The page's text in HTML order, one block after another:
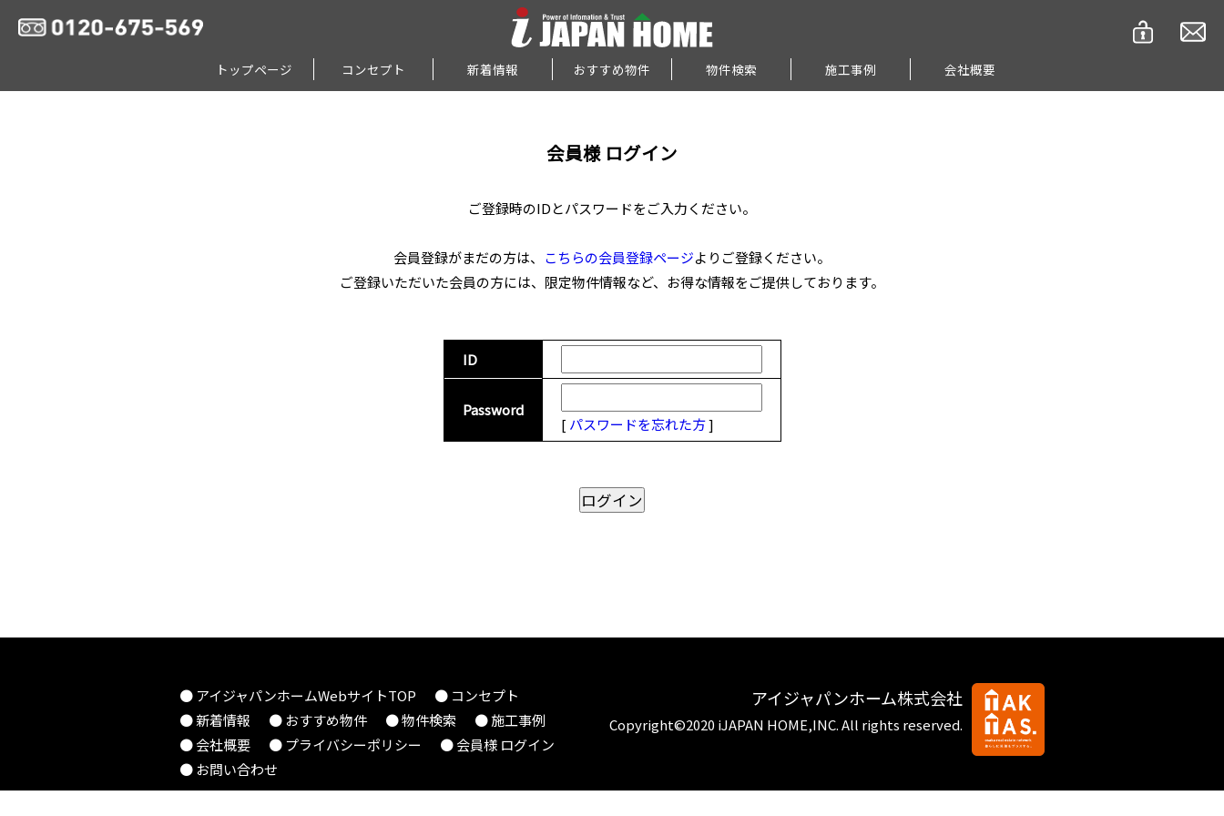
トップページ コンセプト 新着情報 おすすめ物件 物件検索 施工事例 会社概要
会員様 ログイン
ご登録時のIDとパスワードをご入力ください。
会員登録がまだの方は、 こちらの会員登録ページよりご登録ください。
ご登録いただいた会員の方には、限定物件情報など、お得な情報をご提供しております。
ID
Password
[ パスワードを忘れた方]
● アイジャパンホームWebサイトTOP
● コンセプト
● 新着情報
● おすすめ物件 ● 物件検索
● 施工事例
● 会社概要
● プライバシーポリシー
● 会員様 ログイン
● お問い合わせ
アイジャパンホーム株式会社
Copyright©2020 iJAPAN HOME,INC.All rights reserved.